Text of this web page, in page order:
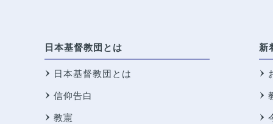
日本基督教団とは
日本基督教団とは
信仰告白
教憲
新